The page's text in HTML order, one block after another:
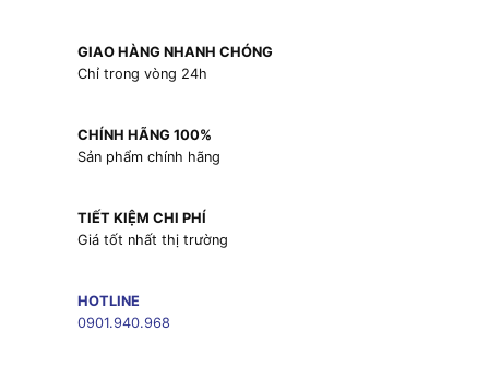
GIAO HÀNG NHANH CHÓNG
Chỉ trong vòng 24h
CHÍNH HÃNG 100%
Sản phẩm chính hãng
TIẾT KIỆM CHI PHÍ
Giá tốt nhất thị trường
HOTLINE
0901.940.968